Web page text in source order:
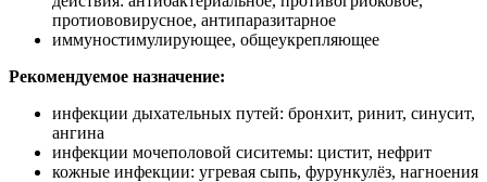
протиововирусное, антипаразитарное
иммуностимулирующее, общеукрепляющее
Рекомендуемое назначение:
инфекции дыхательных путей: бронхит, ринит, синусит,
ангина
инфекции мочеполовой сиситемы: цистит, нефрит
кожные инфекции: угревая сыпь, фурункулёз, нагноения